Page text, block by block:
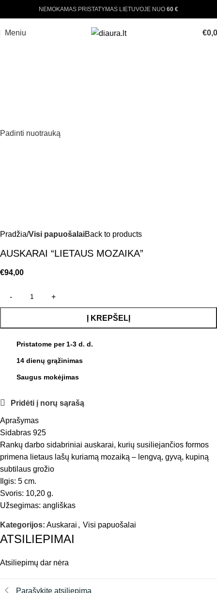
NEMOKAMAS PRISTATYMAS LIETUVOJE NUO 60 €
Meniu €
Padinti nuotrauką
Pradžia Visi papuošalaiBack to products
AUSKARAI “LIETAUS MOZAIKA”
€94,00
Į KREPŠELĮ
Pristatome per 1-3 d. d.
14 dienų grąžinimas
Saugus mokėjimas
Pridėti į norų sąrašą
Aprašymas
Sidabras 925
Rankų darbo sidabriniai auskarai, kurių susiliejančios formos
primena lietaus lašų kuriamą mozaiką – lengvą, gyvą, kupiną
subtilaus grožio
Ilgis: 5 cm.
Svoris: 10,20 g.
Užsegimas: angliškas
Kategorijos: Auskarai , Visi papuošalai
ATSILIEPIMAI
Atsiliepimų dar nėra
Parašykite atsiliepimą